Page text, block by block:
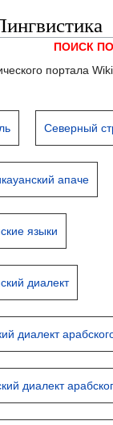
ПОИСК
портала
Северный
апаче
языки
диалект
диалект
диалект